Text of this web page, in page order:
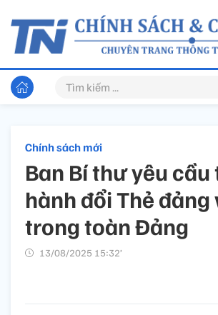
Chính sách mới
Ban Bí thư yêu cầu
hành đổi Thẻ đảng
trong toàn Đảng
13/08/2025 15:32’